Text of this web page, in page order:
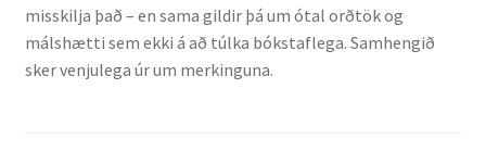
misskilja það – en sama gildir þá um ótal orðtök og
málshætti sem ekki á að túlka bókstaflega. Samhengið
sker venjulega úr um merkinguna.